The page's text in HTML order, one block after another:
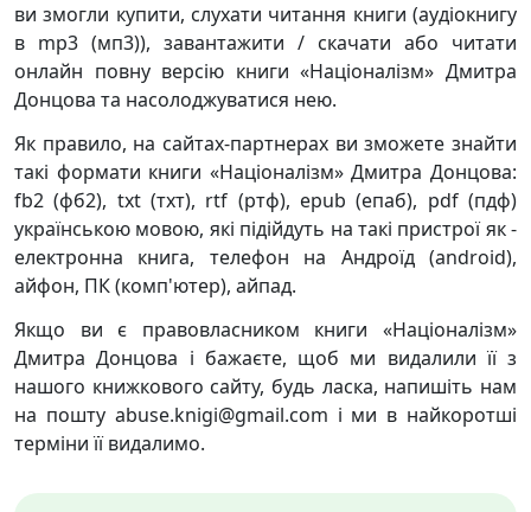
ви змогли купити, слухати читання книги (аудіокнигу
в mp3 (мп3)), завантажити / скачати або читати
онлайн повну версію книги «Націоналізм» Дмитра
Донцова та насолоджуватися нею.
Як правило, на сайтах-партнерах ви зможете знайти
такі формати книги «Націоналізм» Дмитра Донцова:
fb2 (фб2), txt (тхт), rtf (ртф), epub (епаб), pdf (пдф)
українською мовою, які підійдуть на такі пристрої як -
електронна книга, телефон на Андроїд (android),
айфон, ПК (комп'ютер), айпад.
Якщо ви є правовласником книги «Націоналізм»
Дмитра Донцова і бажаєте, щоб ми видалили її з
нашого книжкового сайту, будь ласка, напишіть нам
на пошту abuse.knigi@gmail.com і ми в найкоротші
терміни її видалимо.